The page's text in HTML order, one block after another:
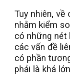
Tuy nhiên,
nhằm kiểm
có những nét
các vấn đề
có phần
phải là khá